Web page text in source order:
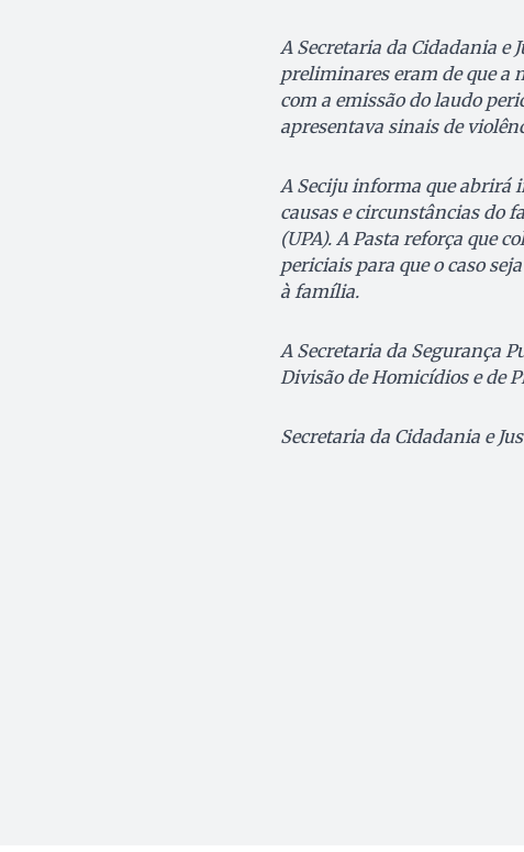
A Secretaria da Cidadania e
preliminares eram de que a
com a emissão do laudo
apresentava sinais de
A Seciju informa que abrirá
causas e circunstâncias do
(UPA). A Pasta reforça que
periciais para que o caso
à família.
A Secretaria da Segurança
Divisão de Homicídios e de
Secretaria da Cidadania e